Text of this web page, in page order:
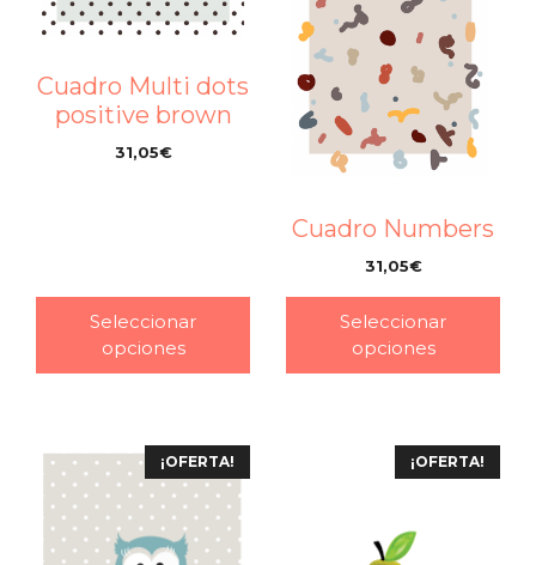
Cuadro Multi dots
positive brown
31,05€
Seleccionar
opciones
Cuadro Numbers
31,05€
Seleccionar
opciones
¡OFERTA! ¡OFERTA!